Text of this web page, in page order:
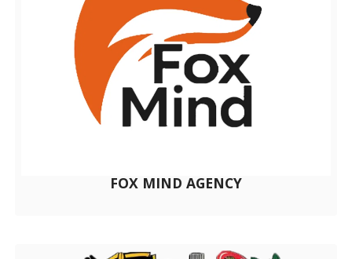
FOX MIND AGENCY